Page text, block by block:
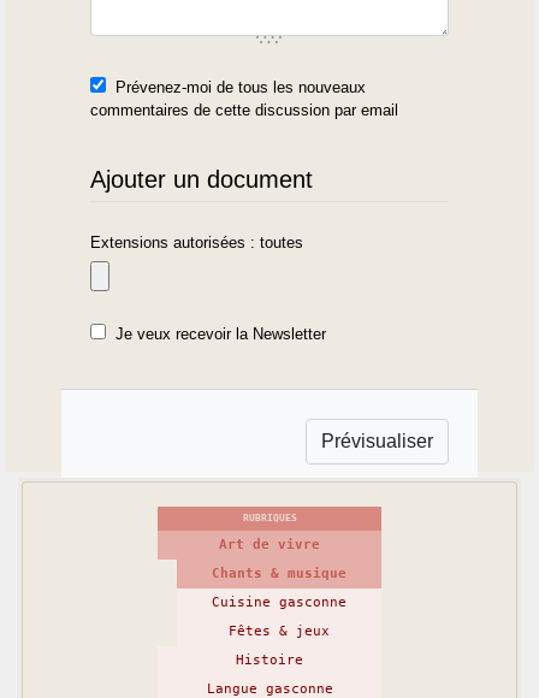
Prévenez-moi de tous les nouveaux
commentaires de cette discussion par email
Ajouter un document
Extensions autorisées : toutes
Je veux recevoir la Newsletter
RUBRIQUES
Art de vivre
Chants & musique
Cuisine gasconne
Fêtes & jeux
Histoire
Langue gasconne